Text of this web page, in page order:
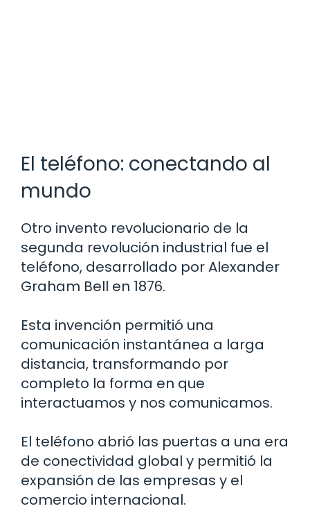
El teléfono: conectando al
mundo
Otro invento revolucionario de la
segunda revolución industrial fue el
teléfono, desarrollado por Alexander
Graham Bell en 1876.
Esta invención permitió una
comunicación instantánea a larga
distancia, transformando por
completo la forma en que
interactuamos y nos comunicamos.
El teléfono abrió las puertas a una era
de conectividad global y permitió la
expansión de las empresas y el
comercio internacional.